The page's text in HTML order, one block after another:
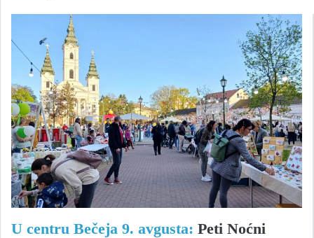
U centru Bečeja 9. avgusta: Peti Noćni